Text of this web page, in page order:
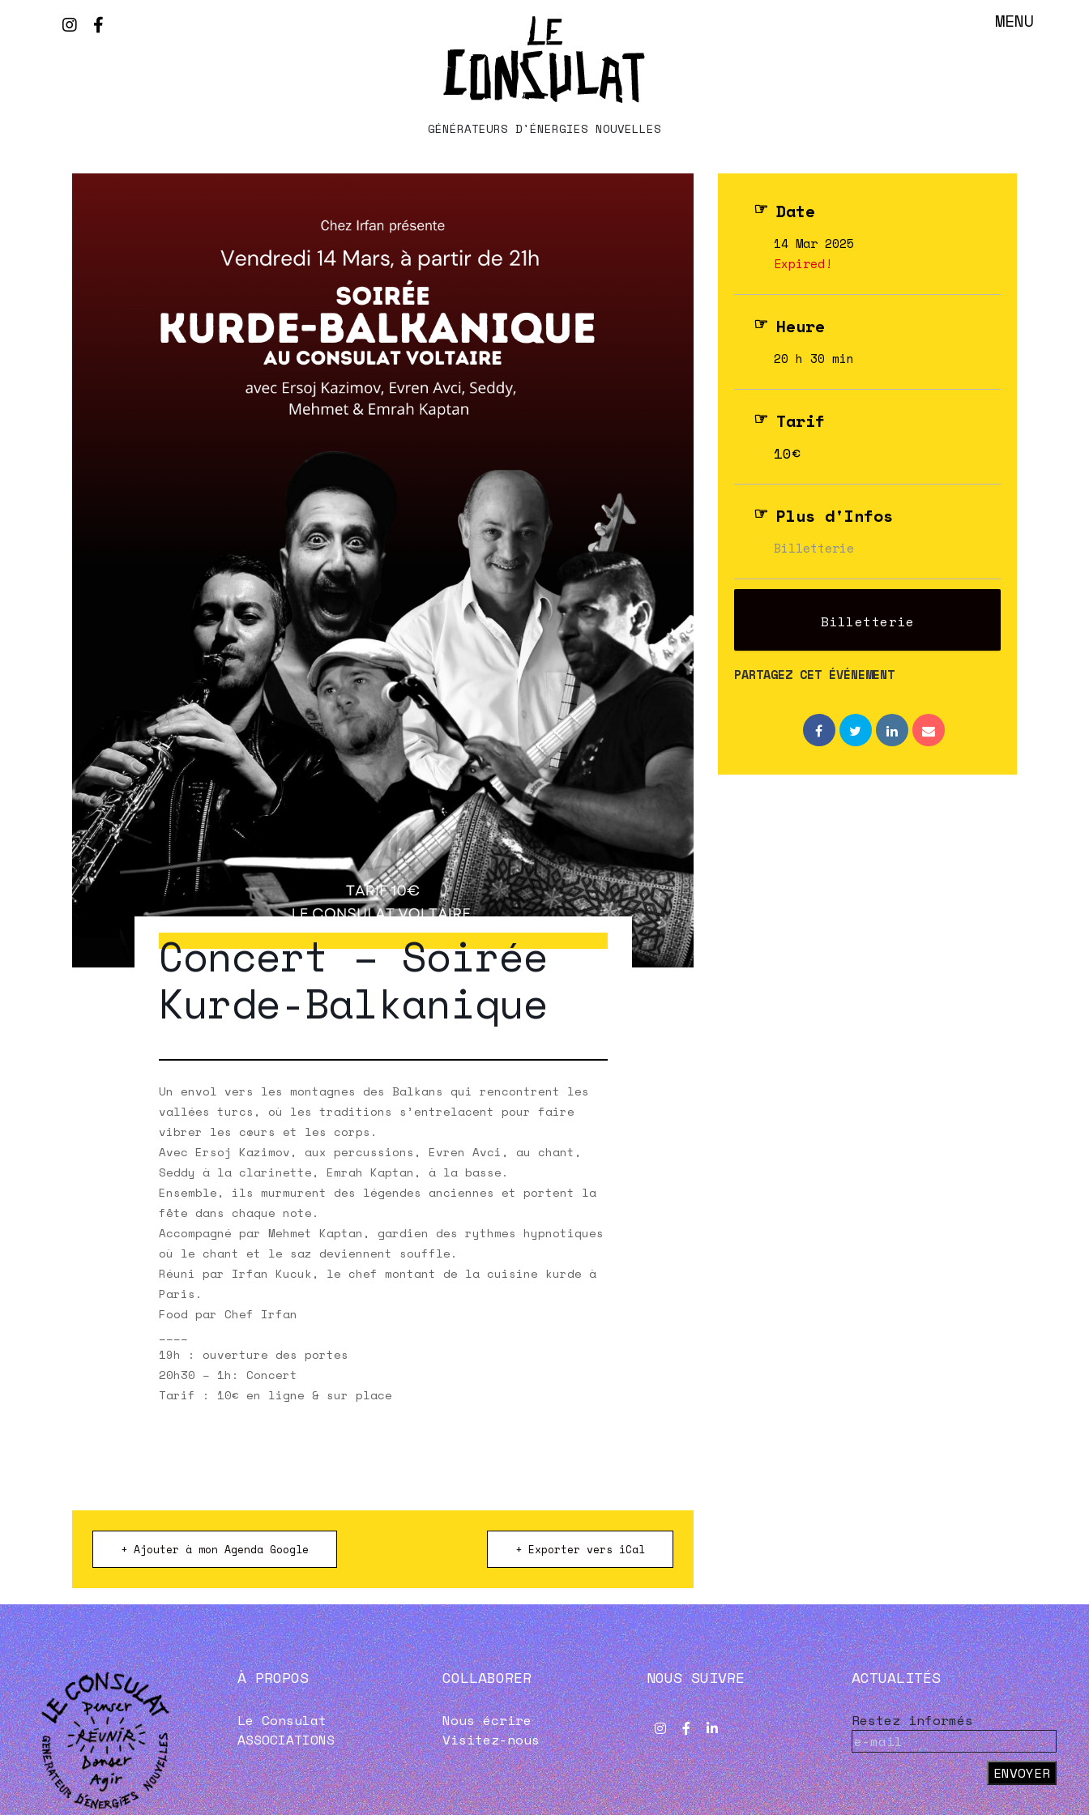
MENU
GÉNÉRATEURS D'ÉNERGIES NOUVELLES
Concert – Soirée
Kurde-Balkanique
Un envol vers les montagnes des Balkans qui rencontrent les
vallées turcs, où les traditions s’entrelacent pour faire
vibrer les cœurs et les corps.
Avec Ersoj Kazimov, aux percussions, Evren Avci, au chant,
Seddy à la clarinette, Emrah Kaptan, à la basse.
Ensemble, ils murmurent des légendes anciennes et portent la
fête dans chaque note.
Accompagné par Mehmet Kaptan, gardien des rythmes hypnotiques
où le chant et le saz deviennent souffle.
Réuni par Irfan Kucuk, le chef montant de la cuisine kurde à
Paris.
Food par Chef Irfan
19h : ouverture des portes
20h30 – 1h: Concert
Tarif : 10€ en ligne & sur place
+ Ajouter à mon Agenda Google + Exporter vers iCal
Date
14 Mar 2025
Expired!
Heure
20 h 30 min
Tarif
10€
Plus d'Infos
Billetterie
Billetterie
PARTAGEZ CET ÉVÉNEMENT
À PROPOS
Le Consulat
ASSOCIATIONS
COLLABORER
Nous écrire
Visitez-nous
NOUS SUIVRE ACTUALITÉS
Restez informés
ENVOYER